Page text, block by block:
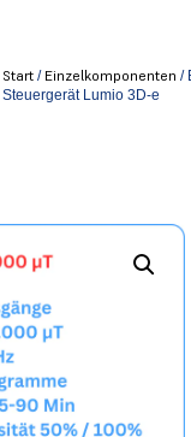
Start / Einzelkomponenten /
Steuergerät Lumio 3D-e